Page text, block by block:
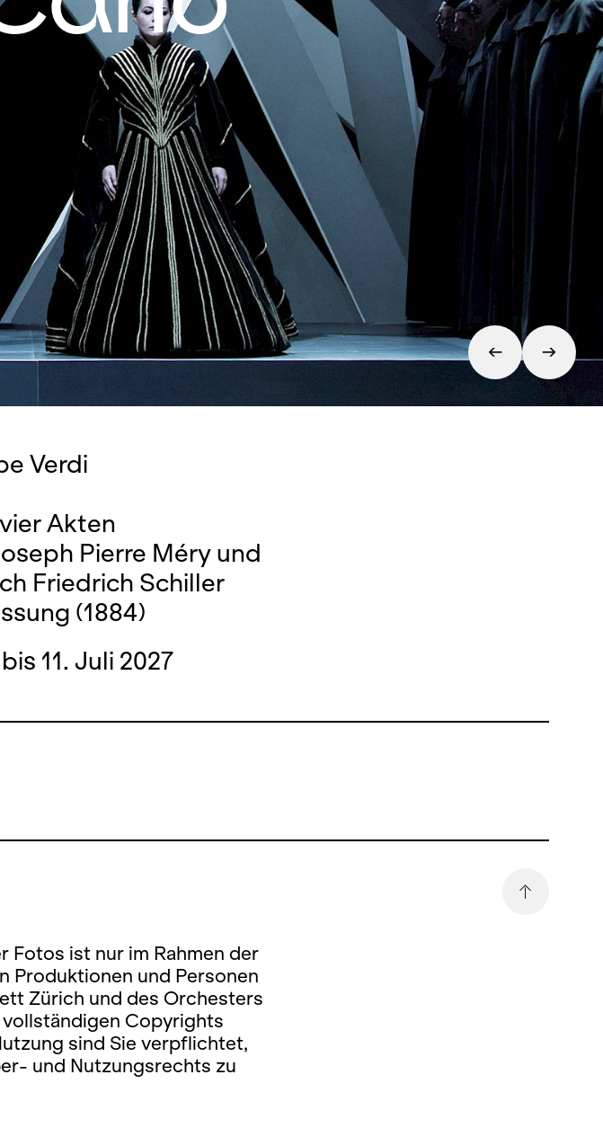
Verdi
Akten
Pierre Méry und
Friedrich Schiller
(1884)
11. Juli 2027
Fotos ist nur im Rahmen der
Produktionen und Personen
Zürich und des Orchesters
Copyrights
sind Sie verpflichtet,
und Nutzungsrechts zu